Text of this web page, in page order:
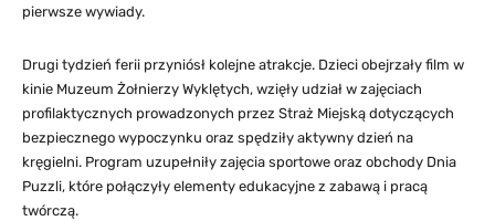
pierwsze wywiady.
Drugi tydzień ferii przyniósł kolejne atrakcje. Dzieci obejrzały film w
kinie Muzeum Żołnierzy Wyklętych, wzięły udział w zajęciach
profilaktycznych prowadzonych przez Straż Miejską dotyczących
bezpiecznego wypoczynku oraz spędziły aktywny dzień na
kręgielni. Program uzupełniły zajęcia sportowe oraz obchody Dnia
Puzzli, które połączyły elementy edukacyjne z zabawą i pracą
twórczą.